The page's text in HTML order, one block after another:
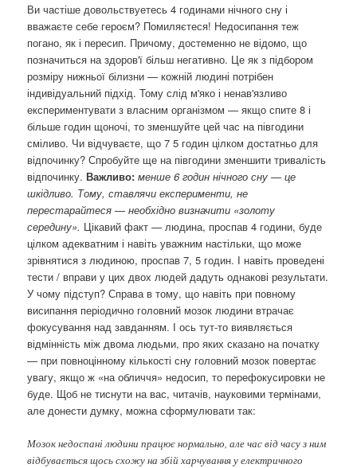
Ви частіше довольствуетесь 4 годинами нічного сну і
вважаєте себе героєм? Помиляєтеся! Недосипання теж
погано, як і пересип. Причому, достеменно не відомо, що
позначиться на здоров'ї більш негативно. Це як з підбором
розміру нижньої білизни — кожній людині потрібен
індивідуальний підхід. Тому слід м'яко і ненав'язливо
експериментувати з власним організмом — якщо спите 8 і
більше годин щоночі, то зменшуйте цей час на півгодини
сміливо. Чи відчуваєте, що 7 5 годин цілком достатньо для
відпочинку? Спробуйте ще на півгодини зменшити тривалість
відпочинку.Важливо:менше 6 годин нічного сну — це
шкідливо. Тому, ставлячи експерименти, не
перестарайтеся — необхідно визначити «золоту
середину». Цікавий факт — людина, проспав 4 години, буде
цілком адекватним і навіть уважним настільки, що може
зрівнятися з людиною, проспав 7, 5 годин. І навіть проведені
тести / вправи у цих двох людей дадуть однакові результати.
У чому підступ? Справа в тому, що навіть при повному
висипання періодично головний мозок людини втрачає
фокусування над завданням. І ось тут-то виявляється
відмінність між двома людьми, про яких сказано на початку
— при повноцінному кількості сну головний мозок повертає
увагу, якщо ж «на обличчя» недосип, то перефокусировки не
буде. Щоб не тиснути на вас, читачів, науковими термінами,
але донести думку, можна сформулювати так:
Мозок недоспані людини працює нормально, але час від часу з ним
відбувається щось схожу на збій харчування у електричного